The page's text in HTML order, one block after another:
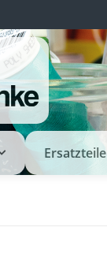
Ersatzteile